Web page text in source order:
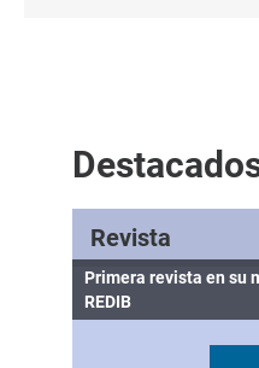
Revista
Primera revista en su
REDIB